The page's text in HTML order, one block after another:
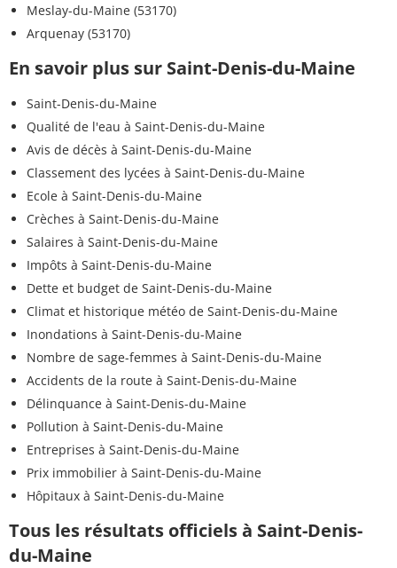
Meslay-du-Maine (53170)
Arquenay (53170)
En savoir plus sur Saint-Denis-du-Maine
Saint-Denis-du-Maine
Qualité de l'eau à Saint-Denis-du-Maine
Avis de décès à Saint-Denis-du-Maine
Classement des lycées à Saint-Denis-du-Maine
Ecole à Saint-Denis-du-Maine
Crèches à Saint-Denis-du-Maine
Salaires à Saint-Denis-du-Maine
Impôts à Saint-Denis-du-Maine
Dette et budget de Saint-Denis-du-Maine
Climat et historique météo de Saint-Denis-du-Maine
Inondations à Saint-Denis-du-Maine
Nombre de sage-femmes à Saint-Denis-du-Maine
Accidents de la route à Saint-Denis-du-Maine
Délinquance à Saint-Denis-du-Maine
Pollution à Saint-Denis-du-Maine
Entreprises à Saint-Denis-du-Maine
Prix immobilier à Saint-Denis-du-Maine
Hôpitaux à Saint-Denis-du-Maine
Tous les résultats officiels à Saint-Denis-
du-Maine